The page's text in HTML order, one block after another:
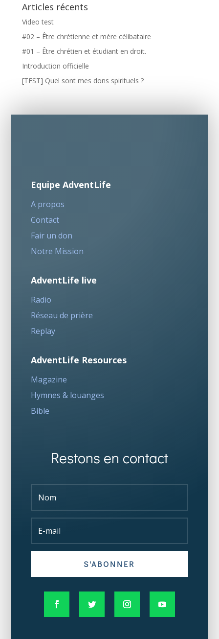
Articles récents
Video test
#02 – Être chrétienne et mère célibataire
#01 – Être chrétien et étudiant en droit.
Introduction officielle
[TEST] Quel sont mes dons spirituels ?
Equipe AdventLife
A propos
Contact
Fair un don
Notre Mission
AdventLife live
Radio
Réseau de prière
Replay
AdventLife Resources
Magazine
Hymnes & louanges
Bible
Restons en contact
S'ABONNER